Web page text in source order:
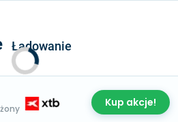
Ładowanie
Kup akcje!